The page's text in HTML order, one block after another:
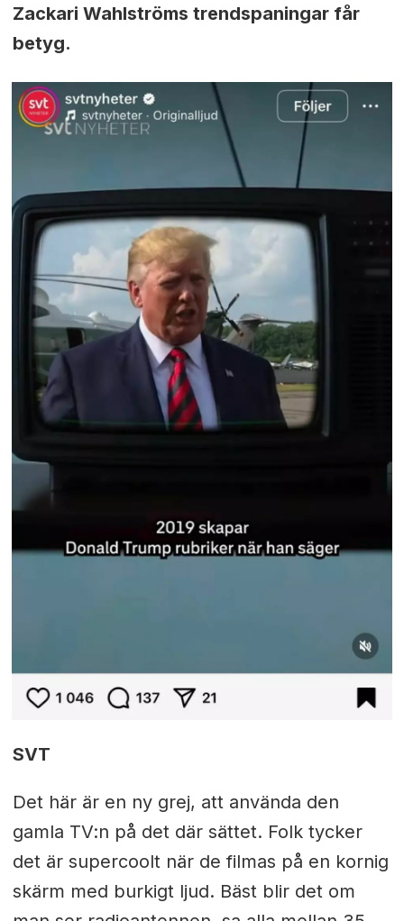
Zackari Wahlströms trendspaningar får
betyg.
SVT
Det här är en ny grej, att använda den
gamla TV:n på det där sättet. Folk tycker
det är supercoolt när de filmas på en kornig
skärm med burkigt ljud. Bäst blir det om